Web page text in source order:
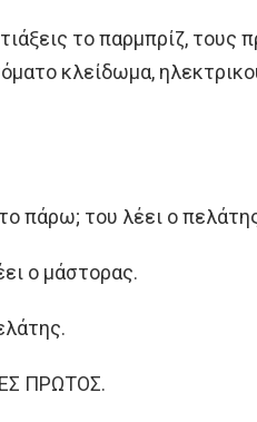
το παρμπρίζ, τους
κλείδωμα,
πάρω; του λέει ο
ο μάστορας.
ΠΡΩΤΟΣ.